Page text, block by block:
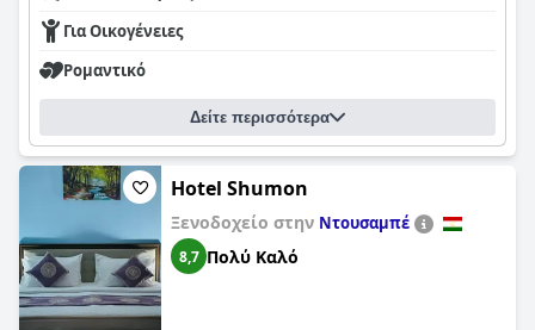
Για Οικογένειες
Ρομαντικό
Δείτε περισσότερα
Hotel Shumon
Ξενοδοχείο στην Ντουσαμπέ
8,7 Πολύ Καλό